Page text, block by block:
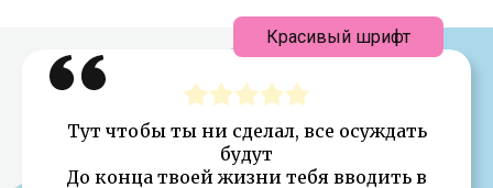
Тут чтобы ты ни сделал, все осуждать
будут
До конца твоей жизни тебя вводить в
Красивый шрифт